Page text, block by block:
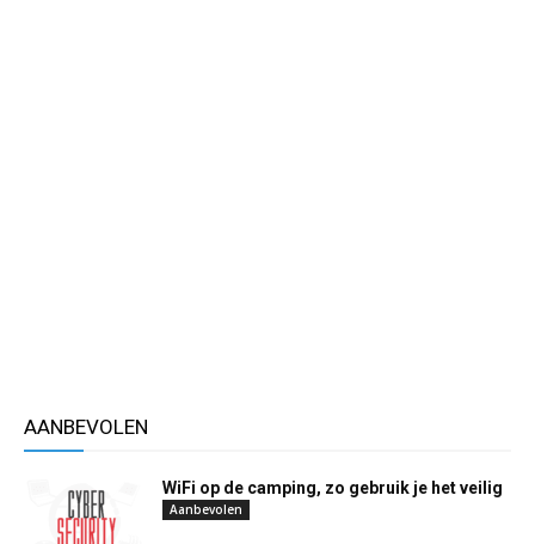
AANBEVOLEN
WiFi op de camping, zo gebruik je het veilig
Aanbevolen